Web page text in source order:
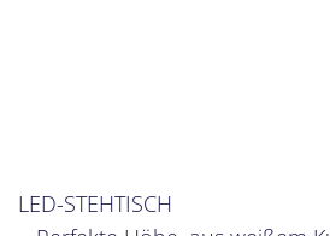
LED-STEHTISCH